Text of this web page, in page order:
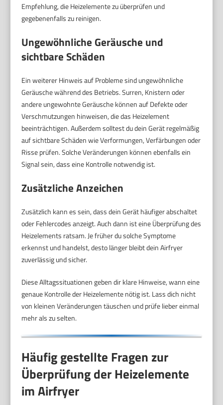
Empfehlung, die Heizelemente zu überprüfen und
gegebenenfalls zu reinigen.
Ungewöhnliche Geräusche und
sichtbare Schäden
Ein weiterer Hinweis auf Probleme sind ungewöhnliche
Geräusche während des Betriebs. Surren, Knistern oder
andere ungewohnte Geräusche können auf Defekte oder
Verschmutzungen hinweisen, die das Heizelement
beeinträchtigen. Außerdem solltest du dein Gerät regelmäßig
auf sichtbare Schäden wie Verformungen, Verfärbungen oder
Risse prüfen. Solche Veränderungen können ebenfalls ein
Signal sein, dass eine Kontrolle notwendig ist.
Zusätzliche Anzeichen
Zusätzlich kann es sein, dass dein Gerät häufiger abschaltet
oder Fehlercodes anzeigt. Auch dann ist eine Überprüfung des
Heizelements ratsam. Je früher du solche Symptome
erkennst und handelst, desto länger bleibt dein Airfryer
zuverlässig und sicher.
Diese Alltagssituationen geben dir klare Hinweise, wann eine
genaue Kontrolle der Heizelemente nötig ist. Lass dich nicht
von kleinen Veränderungen täuschen und prüfe lieber einmal
mehr als zu selten.
Häufig gestellte Fragen zur
Überprüfung der Heizelemente
im Airfryer